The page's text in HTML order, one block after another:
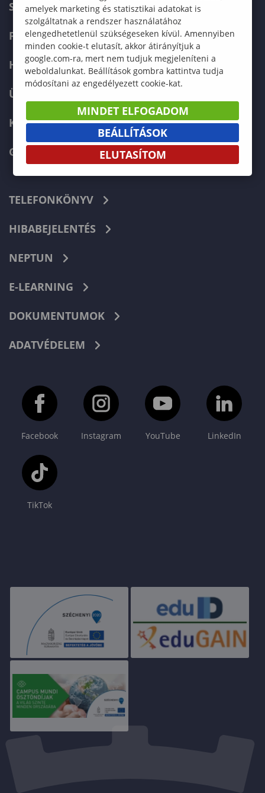
SZERVEZETI FELÉPÍTÉS
FELVÉTELIZŐKNEK
HALLGATÓKNAK
ÜZLETI PARTNEREKNEK
KARRIER
GREEN UNIVERSITY
TELEFONKÖNYV
HIBABEJELENTÉS
NEPTUN
E-LEARNING
DOKUMENTUMOK
ADATVÉDELEM
Facebook Instagram YouTube LinkedIn
TikTok
amelyek marketing és statisztikai adatokat is
szolgáltatnak a rendszer használatához
elengedhetetlenül szükségeseken kívül. Amennyiben
minden cookie-t elutasít, akkor átirányítjuk a
google.com-ra, mert nem tudjuk megjeleníteni a
weboldalunkat. Beállítások gombra kattintva tudja
módosítani az engedélyezett cookie-kat.
MINDET ELFOGADOM
BEÁLLÍTÁSOK
ELUTASÍTOM